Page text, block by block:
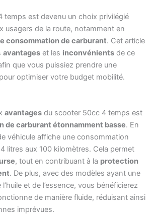
temps est devenu un choix privilégié
usagers de la route, notamment en
consommation de carburant. Cet article
avantages et les inconvénients de ce
que vous puissiez prendre une
optimiser votre budget mobilité.
avantages du scooter 50cc 4 temps est
de carburant étonnamment basse. En
véhicule affiche une consommation
litres aux 100 kilomètres. Cela permet
, tout en contribuant à la protection
. De plus, avec des modèles ayant une
et de l’essence, vous bénéficierez
de manière fluide, réduisant ainsi
imprévues.